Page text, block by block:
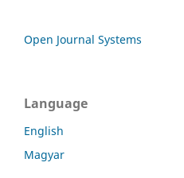
Open Journal Systems
Language
English
Magyar